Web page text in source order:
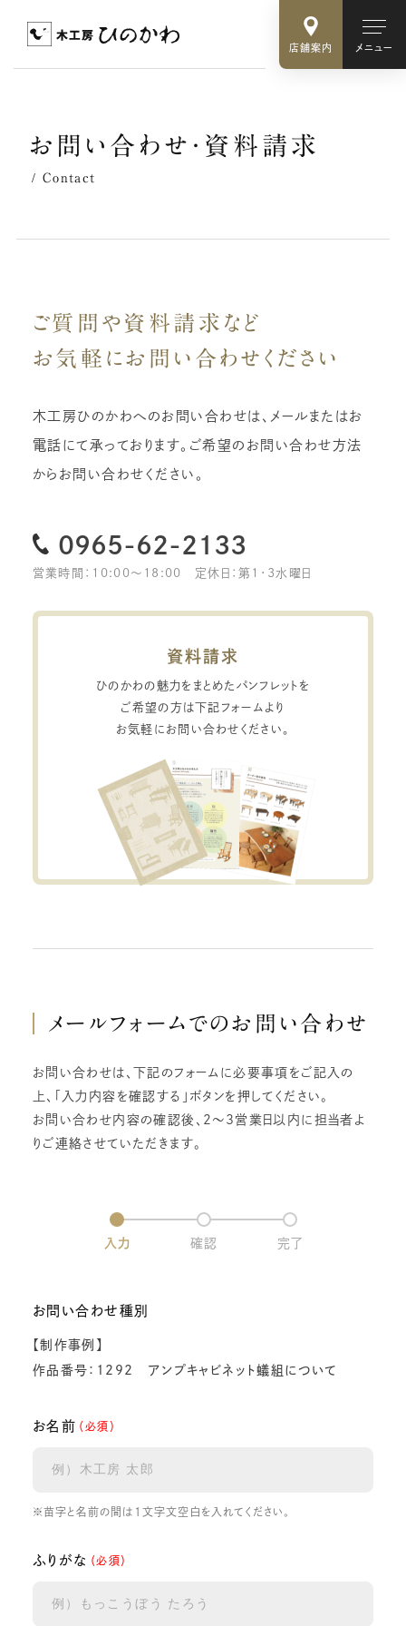
店舗案内 メニュー
お 問 い 合 わ せ ・ 資 料 請 求
Contact
ご質問や資料請求など
お気軽に お問い合わせください
木工房ひのかわへのお問い合わせは、メールまたはお
電話にて承っております。 ご希望のお問い合わせ方法
からお問い合わせください。
0965-62-2133
営業時間：10:00〜18:00 定休日：第1・3水曜日
資料請求
ひのかわの魅力をまとめたパンフレットを
ご希望の方は下記フォームより
お気軽にお問い合わせください。
メールフォームでのお問い合わせ
お問い合わせは、下記のフォームに必要事項をご記入の
上、「入力内容を確認する」ボタンを押してください。
お問い合わせ内容の確認後、2～3営業日以内に担当者よ
りご連絡させていただきます。
入力 確認 完了
お問い合わせ種別
【制作事例】
作品番号：1292 アンプキャビネット蟻組について
お名前 （必須）
※苗字と名前の間は1文字文空白を入れてください。
ふりがな （必須）